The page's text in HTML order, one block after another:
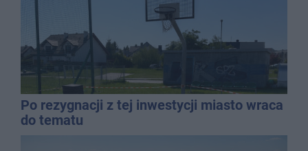
Po rezygnacji z tej inwestycji miasto wraca
do tematu